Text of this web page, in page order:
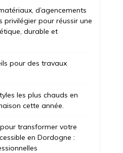
d’agencements
privilégier pour réussir une
durable et
pour des travaux
les plus chauds en
cette année.
transformer votre
en Dordogne :